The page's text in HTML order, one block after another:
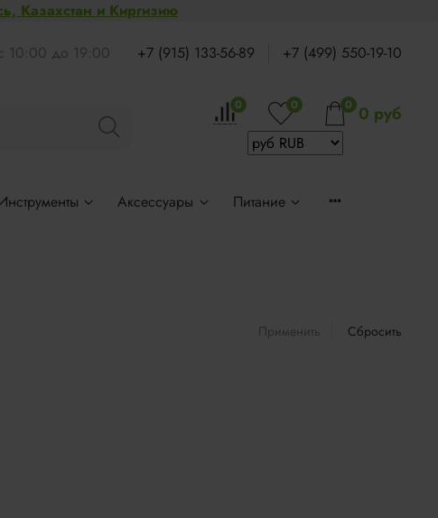
Казахстан и Киргизию
с 10:00 до 19:00 +7 (915) 133-56-89 +7 (499) 550-19-10
0 0 0 0 руб
Аксессуары Питание
Применить Сбросить